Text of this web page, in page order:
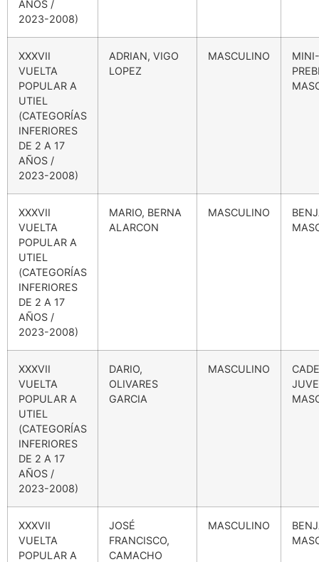
AÑOS /
2023-2008)
XXXVII
VUELTA
POPULAR A
UTIEL
(CATEGORÍAS
INFERIORES
DE 2 A 17
AÑOS /
2023-2008)
ADRIAN, VIGO
LOPEZ
MASCULINO
MINI-
XXXVII
VUELTA
POPULAR A
UTIEL
(CATEGORÍAS
INFERIORES
DE 2 A 17
AÑOS /
2023-2008)
MARIO, BERNA
ALARCON
MASCULINO
XXXVII
VUELTA
POPULAR A
UTIEL
(CATEGORÍAS
INFERIORES
DE 2 A 17
AÑOS /
2023-2008)
DARIO,
OLIVARES
GARCIA
MASCULINO
XXXVII
VUELTA
POPULAR A
JOSÉ
FRANCISCO,
CAMACHO
MASCULINO